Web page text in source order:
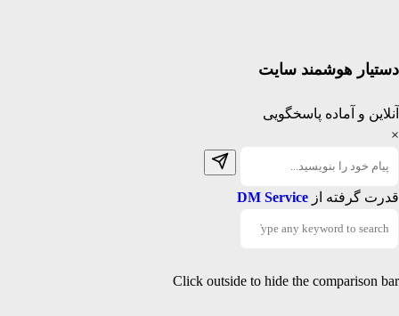
دستیار هوشمند سایت
آنلاین و آماده پاسخگویی
×
قدرت گرفته از DM Service
Click outside to hide the comparison bar